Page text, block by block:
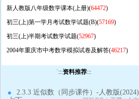
新人教版八年级数学课本(上册)(64472)
初三(上)第一学月考试数学试题(B)(57169)
初三(上)半期考试数学试题(52967)
2004年重庆市中考数学模拟试卷及解答(46217)
`:::资料推荐:::
2.3.3 近似数（同步课件）-人教版(2024)